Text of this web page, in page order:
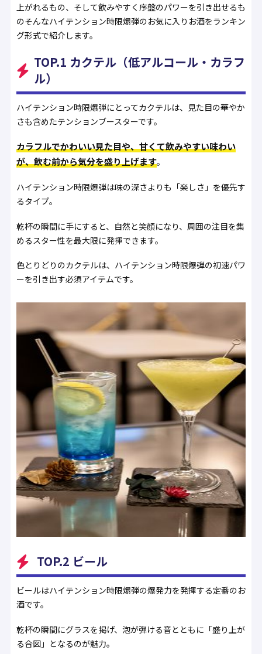
上がれるもの、そして飲みやすく序盤のパワーを引き出せるも
の――そんなハイテンション時限爆弾のお気に入りお酒をランキン
グ形式で紹介します。
TOP.1 カクテル（低アルコール・カラフ
ル）
ハイテンション時限爆弾にとってカクテルは、見た目の華やか
さも含めたテンションブースターです。
カラフルでかわいい見た目や、甘くて飲みやすい味わい
が、飲む前から気分を盛り上げます。
ハイテンション時限爆弾は味の深さよりも「楽しさ」を優先す
るタイプ。
乾杯の瞬間に手にすると、自然と笑顔になり、周囲の注目を集
めるスター性を最大限に発揮できます。
色とりどりのカクテルは、ハイテンション時限爆弾の初速パワ
ーを引き出す必須アイテムです。
TOP.2 ビール
ビールはハイテンション時限爆弾の爆発力を発揮する定番のお
酒です。
乾杯の瞬間にグラスを掲げ、泡が弾ける音とともに「盛り上が
る合図」となるのが魅力。